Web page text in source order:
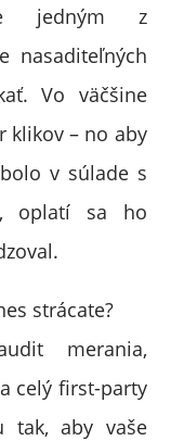
jedným z
nasaditeľných
Vo väčšine
klikov – no aby
v súlade s
oplatí sa ho
strácate?
merania,
celý first-party
tak, aby vaše